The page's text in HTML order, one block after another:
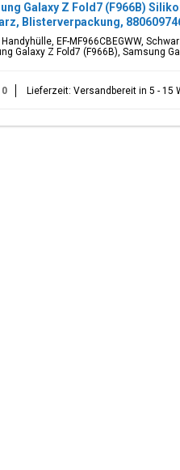
Galaxy Z Fold7 (F966B)
Blisterverpackung,
EF-MF966CBEGWW,
Galaxy Z Fold7 (F966B), Samsung
0 Lieferzeit: Versandbereit in 5 - 15